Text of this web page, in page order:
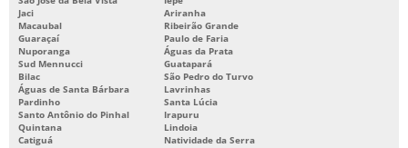
Jaci
Ariranha
Macaubal
Ribeirão Grande
Guaraçaí
Paulo de Faria
Nuporanga
Águas da Prata
Sud Mennucci
Guatapará
Bilac
São Pedro do Turvo
Águas de Santa Bárbara
Lavrinhas
Pardinho
Santa Lúcia
Santo Antônio do Pinhal
Irapuru
Quintana
Lindoia
Catiguá
Natividade da Serra